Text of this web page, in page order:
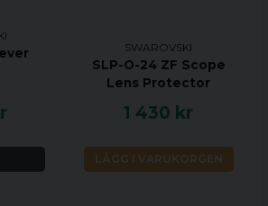
SWAROVSKI
SLP-O-24 ZF Scope
Lens Protector
1 430 kr
LÄGG I VARUKORGEN